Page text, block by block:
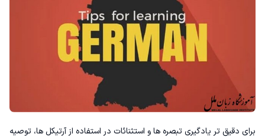
برای دقیق تر یادگیری تبصره ها و استثنائات در استفاده از آرتیکل ها، توصیه